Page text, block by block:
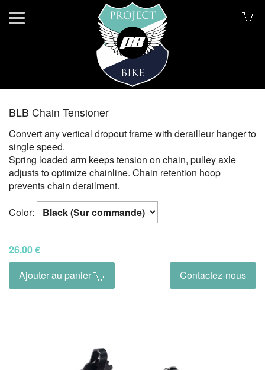
BLB Chain Tensioner
Convert any vertical dropout frame with derailleur hanger to
single speed.
Spring loaded arm keeps tension on chain, pulley axle
adjusts to optimize chainline. Chain retention hoop
prevents chain derailment.
Color:
26.00 €
Ajouter au panier
Contactez-nous